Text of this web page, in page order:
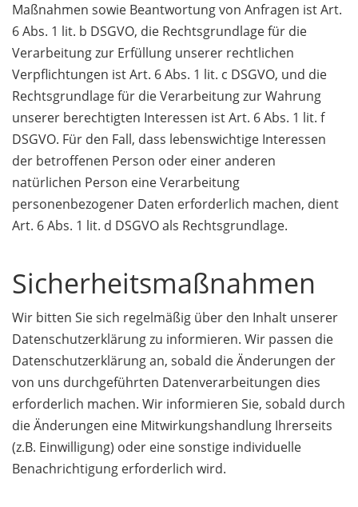
Maßnahmen sowie Beantwortung von Anfragen ist Art.
6 Abs. 1 lit. b DSGVO, die Rechtsgrundlage für die
Verarbeitung zur Erfüllung unserer rechtlichen
Verpflichtungen ist Art. 6 Abs. 1 lit. c DSGVO, und die
Rechtsgrundlage für die Verarbeitung zur Wahrung
unserer berechtigten Interessen ist Art. 6 Abs. 1 lit. f
DSGVO. Für den Fall, dass lebenswichtige Interessen
der betroffenen Person oder einer anderen
natürlichen Person eine Verarbeitung
personenbezogener Daten erforderlich machen, dient
Art. 6 Abs. 1 lit. d DSGVO als Rechtsgrundlage.
Sicherheitsmaßnahmen
Wir bitten Sie sich regelmäßig über den Inhalt unserer
Datenschutzerklärung zu informieren. Wir passen die
Datenschutzerklärung an, sobald die Änderungen der
von uns durchgeführten Datenverarbeitungen dies
erforderlich machen. Wir informieren Sie, sobald durch
die Änderungen eine Mitwirkungshandlung Ihrerseits
(z.B. Einwilligung) oder eine sonstige individuelle
Benachrichtigung erforderlich wird.